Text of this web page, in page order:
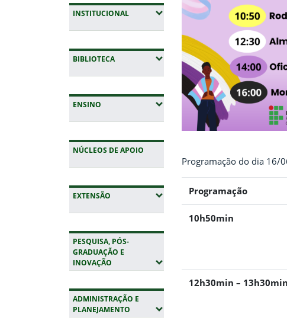
INSTITUCIONAL(EXPANDIR SUBMENUS)
BIBLIOTECA(EXPANDIR SUBMENUS)
ENSINO (EXPANDIR SUBMENUS)
NÚCLEOS DE APOIO
EXTENSÃO (EXPANDIR SUBMENUS)
PESQUISA, PÓS-
GRADUAÇÃO E
INOVAÇÃO (EXPANDIR SUBMENUS)
ADMINISTRAÇÃO E
PLANEJAMENTO (EXPANDIR SUBMENUS)
Programação do dia 16/
Programação
10h50min
12h30min – 13h30min